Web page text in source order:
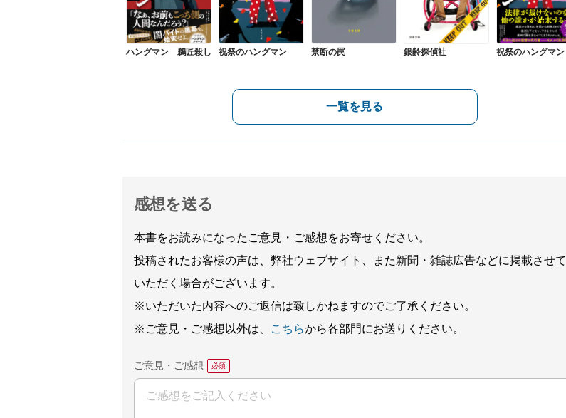
ハングマン 鵜匠殺し 祝祭のハングマン 禁断の罠 銀齢探偵社 祝祭のハングマン
一覧を見る
感想を送る
本書をお読みになったご意見・ご感想をお寄せください。
投稿されたお客様の声は、弊社ウェブサイト、また新聞・雑誌広告などに掲載させて
いただく場合がございます。
※いただいた内容へのご返信は致しかねますのでご了承ください。
※ご意見・ご感想以外は、
こちらから各部門にお送りください。
ご意見・ご感想